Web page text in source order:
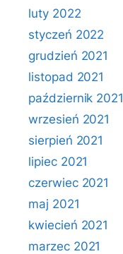
luty 2022
styczeń 2022
grudzień 2021
listopad 2021
październik 2021
wrzesień 2021
sierpień 2021
lipiec 2021
czerwiec 2021
maj 2021
kwiecień 2021
marzec 2021